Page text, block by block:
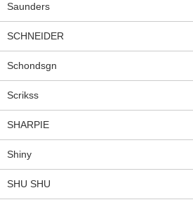
Saunders
SCHNEIDER
Schondsgn
Scrikss
SHARPIE
Shiny
SHU SHU